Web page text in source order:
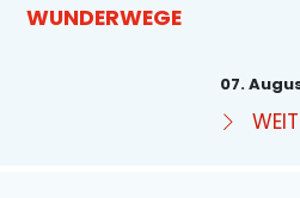
WUNDERWEGE
07.